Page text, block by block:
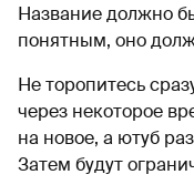
Название должно
понятным, оно
Не торопитесь
через некоторое
на новое, а ютуб
Затем будут